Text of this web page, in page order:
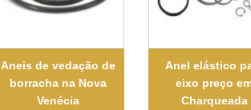
Aneis de vedação de
borracha na Nova
Venécia
Anel elástico
eixo preço
Charqueada